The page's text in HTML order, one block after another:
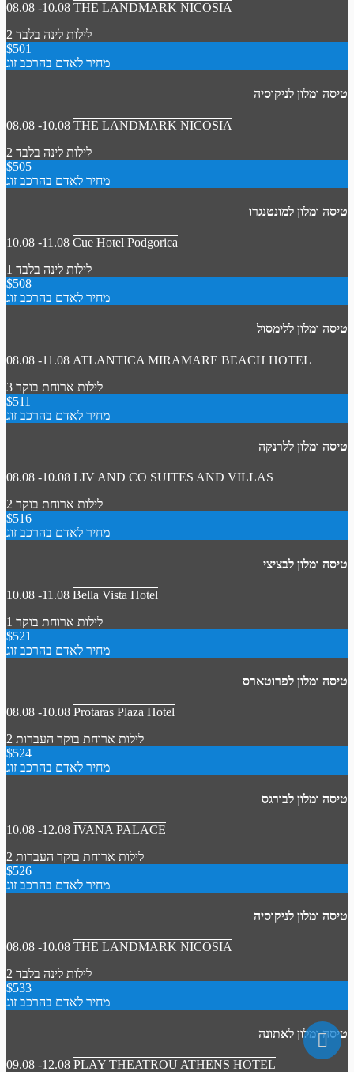
08.08 -10.08 THE LANDMARK NICOSIA
2 לילות לינה בלבד
$501
מחיר לאדם בהרכב זוג
טיסה ומלון לניקוסיה
08.08 -10.08 THE LANDMARK NICOSIA
2 לילות לינה בלבד
$505
מחיר לאדם בהרכב זוג
טיסה ומלון למונטנגרו
10.08 -11.08 Cue Hotel Podgorica
1 לילות לינה בלבד
$508
מחיר לאדם בהרכב זוג
טיסה ומלון ללימסול
08.08 -11.08 ATLANTICA MIRAMARE BEACH HOTEL
3 לילות ארוחת בוקר
$511
מחיר לאדם בהרכב זוג
טיסה ומלון ללרנקה
08.08 -10.08 LIV AND CO SUITES AND VILLAS
2 לילות ארוחת בוקר
$516
מחיר לאדם בהרכב זוג
טיסה ומלון לבציצי
10.08 -11.08 Bella Vista Hotel
1 לילות ארוחת בוקר
$521
מחיר לאדם בהרכב זוג
טיסה ומלון לפרוטארס
08.08 -10.08 Protaras Plaza Hotel
2 לילות ארוחת בוקר העברות
$524
מחיר לאדם בהרכב זוג
טיסה ומלון לבורגס
10.08 -12.08 IVANA PALACE
2 לילות ארוחת בוקר העברות
$526
מחיר לאדם בהרכב זוג
טיסה ומלון לניקוסיה
08.08 -10.08 THE LANDMARK NICOSIA
2 לילות לינה בלבד
$533
מחיר לאדם בהרכב זוג
טיסה ומלון לאתונה
09.08 -12.08 PLAY THEATROU ATHENS HOTEL